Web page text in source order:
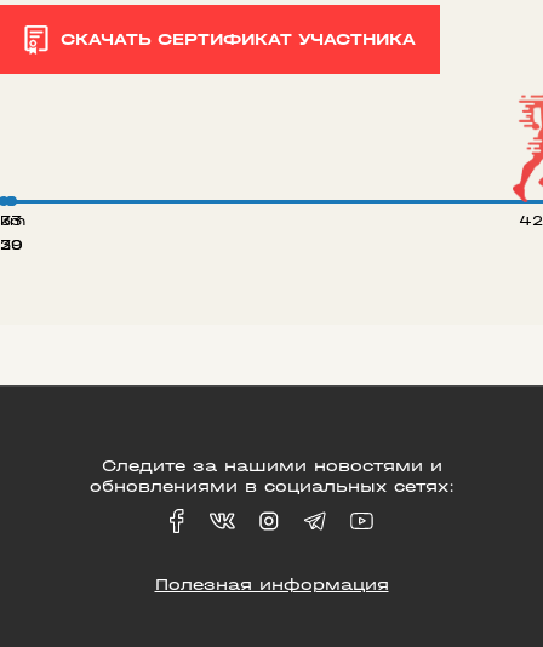
СКАЧАТЬ СЕРТИФИКАТ УЧАСТНИКА
20
33
39
Следите за нашими новостями и
обновлениями в социальных сетях:
Полезная информация